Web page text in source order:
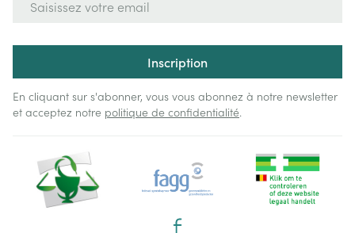
Inscription
En cliquant sur s'abonner, vous vous abonnez à notre newsletter
et acceptez notre politique de confidentialité.